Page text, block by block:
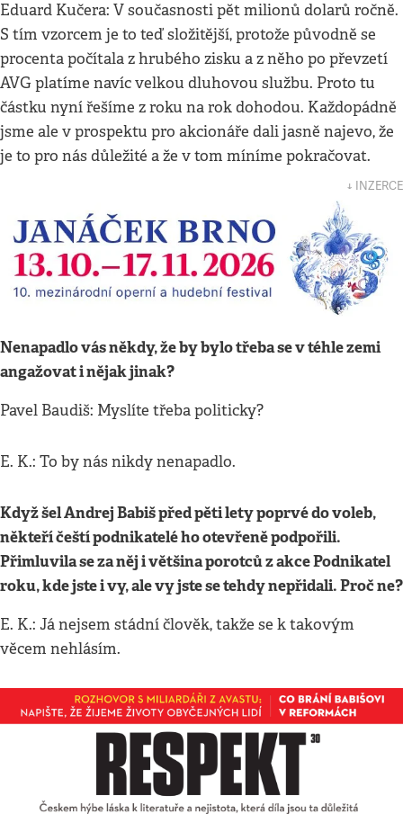
Eduard Kučera: V současnosti pět milionů dolarů ročně.
S tím vzorcem je to teď složitější, protože původně se
procenta počítala z hrubého zisku a z něho po převzetí
AVG platíme navíc velkou dluhovou službu. Proto tu
částku nyní řešíme z roku na rok dohodou. Každopádně
jsme ale v prospektu pro akcionáře dali jasně najevo, že
je to pro nás důležité a že v tom míníme pokračovat.
↓ INZERCE
Nenapadlo vás někdy, že by bylo třeba se v téhle zemi
angažovat i nějak jinak?
Pavel Baudiš: Myslíte třeba politicky?
E. K.: To by nás nikdy nenapadlo.
Když šel Andrej Babiš před pěti lety poprvé do voleb,
někteří čeští podnikatelé ho otevřeně podpořili.
Přimluvila se za něj i většina porotců z akce Podnikatel
roku, kde jste i vy, ale vy jste se tehdy nepřidali. Proč ne?
E. K.: Já nejsem stádní člověk, takže se k takovým
věcem nehlásím.